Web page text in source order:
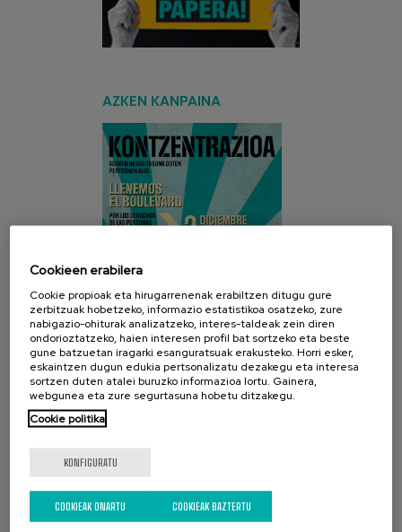
AZKEN KANPAINA
SARE SOZIALAK
Cookieen erabilera
Cookie propioak eta hirugarrenenak erabiltzen ditugu gure
zerbitzuak hobetzeko, informazio estatistikoa osatzeko, zure
nabigazio-ohiturak analizatzeko, interes-taldeak zein diren
ondorioztatzeko, haien interesen profil bat sortzeko eta beste
gune batzuetan iragarki esanguratsuak erakusteko. Horri esker,
eskaintzen dugun edukia pertsonalizatu dezakegu eta interesa
sortzen duten atalei buruzko informazioa lortu. Gainera,
webgunea eta zure segurtasuna hobetu ditzakegu.
Cookie politika
KONFIGURATU
COOKIEAK BAZTERTU
COOKIEAK ONARTU